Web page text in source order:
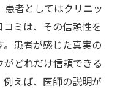
者としてはクリニッ
ミは、その信頼性を
患者が感じた真実の
どれだけ信頼できる
えば、医師の説明が